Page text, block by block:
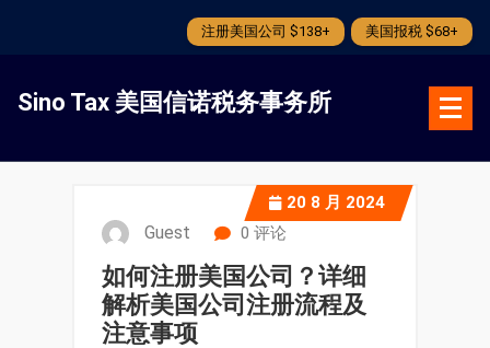
注册美国公司 $138+ 美国报税 $68+
Sino Tax 美国信诺税务事务所
20 8 月 2024
Guest 0 评论
如何注册美国公司？详细
解析美国公司注册流程及
注意事项